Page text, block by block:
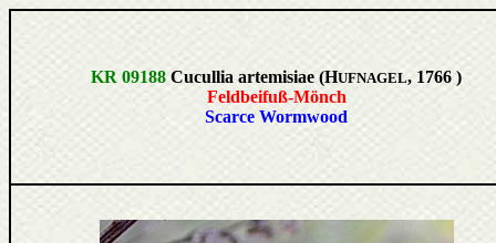
KR 09188 Cucullia artemisiae (HUFNAGEL, 1766 )
Feldbeifuß-Mönch
Scarce Wormwood